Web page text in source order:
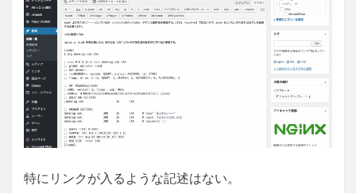
特にリンクが入るような記述はない。